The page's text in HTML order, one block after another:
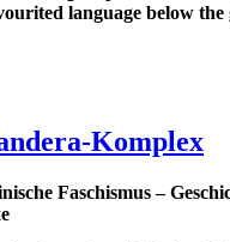
language below
Komplex
Faschismus –